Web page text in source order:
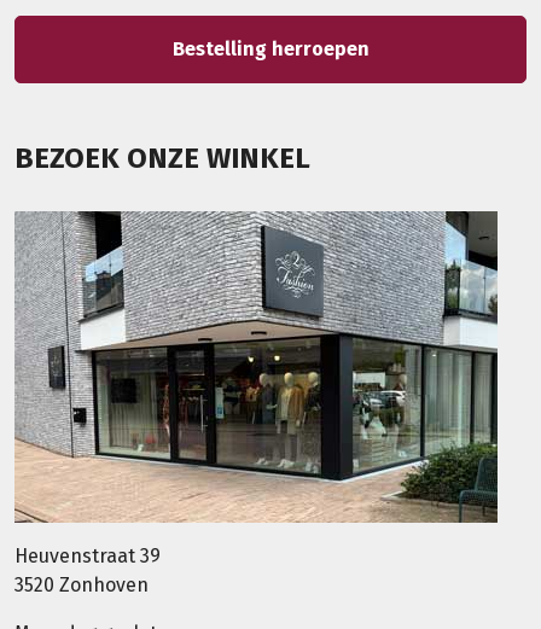
Bestelling herroepen
BEZOEK ONZE WINKEL
Heuvenstraat 39
3520 Zonhoven